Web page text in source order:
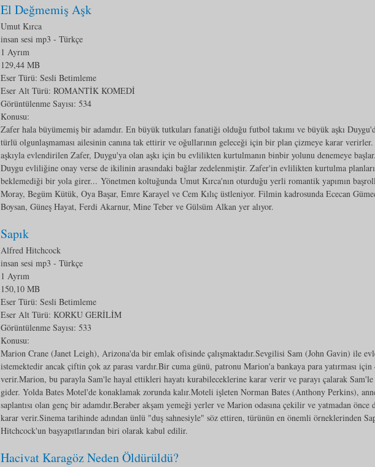
El Değmemiş Aşk
Umut Kırca
insan sesi mp3 - Türkçe
1 Ayrım
129,44 MB
Eser Türü: Sesli Betimleme
Eser Alt Türü: ROMANTİK KOMEDİ
Görüntülenme Sayısı: 534
Konusu:
Zafer hala büyümemiş bir adamdır. En büyük tutkuları fanatiği olduğu futbol takımı ve büyük aşkı
türlü olgunlaşmaması ailesinin canına tak ettirir ve oğullarının geleceği için bir plan çizmeye karar
aşkıyla evlendirilen Zafer, Duygu'ya olan aşkı için bu evlilikten kurtulmanın binbir yolunu denemeye
Duygu evliliğine onay verse de ikilinin arasındaki bağlar zedelenmiştir. Zafer'in evlilikten kurtulma
beklemediği bir yola girer... Yönetmen koltuğunda Umut Kırca'nın oturduğu yerli romantik yapımın
Moray, Begüm Kütük, Oya Başar, Emre Karayel ve Cem Kılıç üstleniyor. Filmin kadrosunda Ececan
Boysan, Güneş Hayat, Ferdi Akarnur, Mine Teber ve Gülsüm Alkan yer alıyor.
Sapık
Alfred Hitchcock
insan sesi mp3 - Türkçe
1 Ayrım
150,10 MB
Eser Türü: Sesli Betimleme
Eser Alt Türü: KORKU GERİLİM
Görüntülenme Sayısı: 533
Konusu:
Marion Crane (Janet Leigh), Arizona'da bir emlak ofisinde çalışmaktadır.Sevgilisi Sam (John Gavin) ile
istemektedir ancak çiftin çok az parası vardır.Bir cuma günü, patronu Marion'a bankaya para yatırması
verir.Marion, bu parayla Sam'le hayal ettikleri hayatı kurabileceklerine karar verir ve parayı çalarak Sam'le
gider. Yolda Bates Motel'de konaklamak zorunda kalır.Moteli işleten Norman Bates (Anthony Perkins),
saplantısı olan genç bir adamdır.Beraber akşam yemeği yerler ve Marion odasına çekilir ve yatmadan önce
karar verir.Sinema tarihinde adından ünlü "duş sahnesiyle" söz ettiren, türünün en önemli örneklerinden
Hitchcock'un başyapıtlarından biri olarak kabul edilir.
Hacivat Karagöz Neden Öldürüldü?